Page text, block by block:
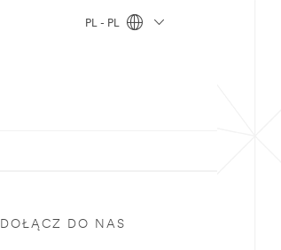
PL - PL
DOŁĄCZ DO NAS